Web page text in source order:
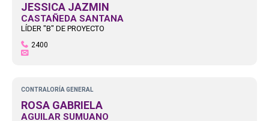
JESSICA JAZMIN
CASTAÑEDA SANTANA
LÍDER "B" DE PROYECTO
2400
CONTRALORÍA GENERAL
ROSA GABRIELA
AGUILAR SUMUANO